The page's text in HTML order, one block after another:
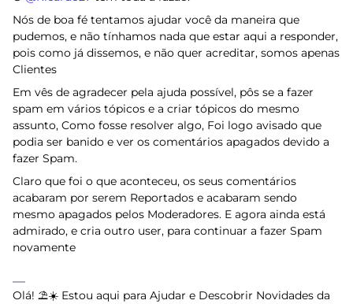
Nós de boa fé tentamos ajudar você da maneira que
pudemos, e não tínhamos nada que estar aqui a responder,
pois como já dissemos, e não quer acreditar, somos apenas
Clientes
Em vês de agradecer pela ajuda possível, pôs se a fazer
spam em vários tópicos e a criar tópicos do mesmo
assunto, Como fosse resolver algo, Foi logo avisado que
podia ser banido e ver os comentários apagados devido a
fazer Spam.
Claro que foi o que aconteceu, os seus comentários
acabaram por serem Reportados e acabaram sendo
mesmo apagados pelos Moderadores. E agora ainda está
admirado, e cria outro user, para continuar a fazer Spam
novamente
Olá! ⛱️☀️ Estou aqui para Ajudar e Descobrir Novidades da